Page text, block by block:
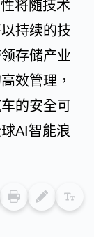
将随技术
持续的技
存储产业
效管理，
的安全可
AI智能浪